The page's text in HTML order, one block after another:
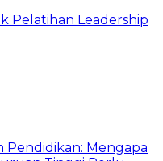
Pelatihan Leadership
Pendidikan: Mengapa